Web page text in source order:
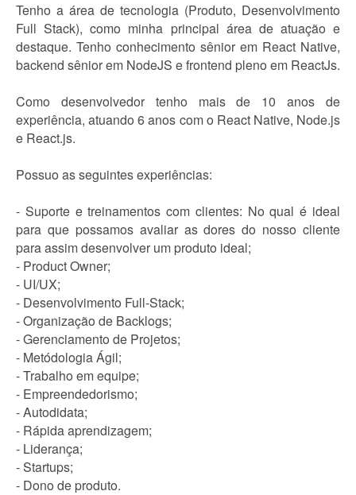
Tenho a área de tecnologia (Produto, Desenvolvimento
Full Stack), como minha principal área de atuação e
destaque. Tenho conhecimento sênior em React Native,
backend sênior em NodeJS e frontend pleno em ReactJs.
Como desenvolvedor tenho mais de 10 anos de
experiência, atuando 6 anos com o React Native, Node.js
e React.js.
Possuo as seguintes experiências:
- Suporte e treinamentos com clientes: No qual é ideal
para que possamos avaliar as dores do nosso cliente
para assim desenvolver um produto ideal;
- Product Owner;
- UI/UX;
- Desenvolvimento Full-Stack;
- Organização de Backlogs;
- Gerenciamento de Projetos;
- Metódologia Ágil;
- Trabalho em equipe;
- Empreendedorismo;
- Autodidata;
- Rápida aprendizagem;
- Liderança;
- Startups;
- Dono de produto.